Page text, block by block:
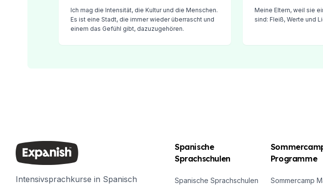
Langzeitkurse
Privater Spanischunterricht
Prüfungsvorbereitung SIELE
Ich mag die Intensität, die Kultur und die Menschen.
Es ist eine Stadt, die immer wieder überrascht und
einem das Gefühl gibt, dazuzugehören.
Meine Eltern, weil sie
sind: Fleiß, Werte und
Intensivsprachkurse in Spanisch
Spanische
Sprachschulen
Spanische Sprachschulen
Programme
Sommercamp